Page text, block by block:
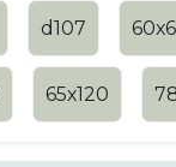
d107
65х120